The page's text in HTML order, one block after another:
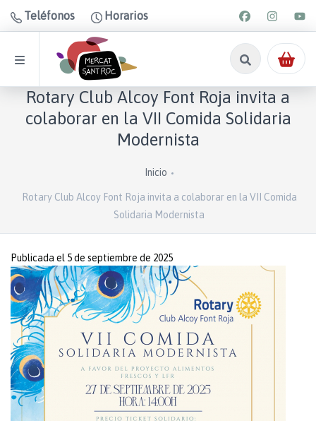
Teléfonos Horarios
Rotary Club Alcoy Font Roja invita a
colaborar en la VII Comida Solidaria
Modernista
Inicio
Rotary Club Alcoy Font Roja invita a colaborar en la VII Comida
Solidaria Modernista
Publicada el 5 de septiembre de 2025